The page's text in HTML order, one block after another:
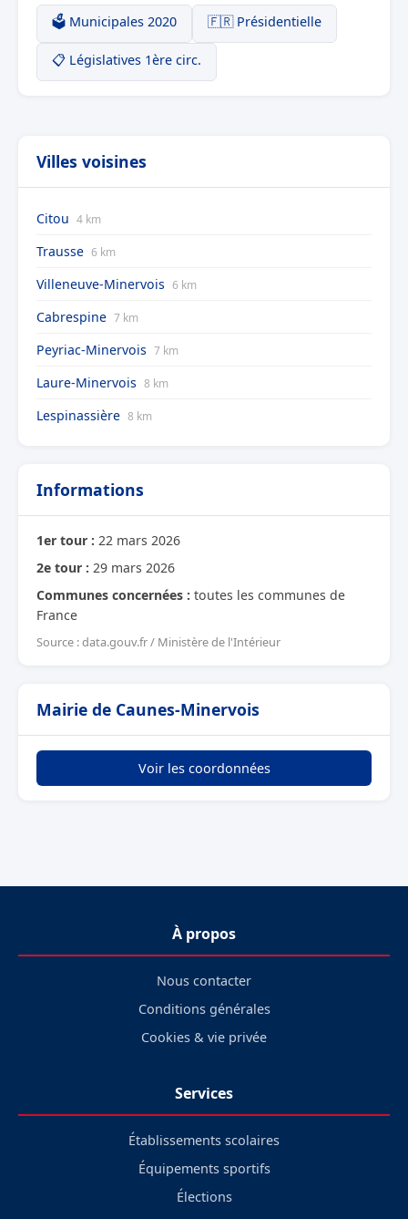
🗳️ Municipales 2020 🇫🇷 Présidentielle
📋 Législatives 1ère circ.
Villes voisines
Citou 4 km
Trausse 6 km
Villeneuve-Minervois 6 km
Cabrespine 7 km
Peyriac-Minervois 7 km
Laure-Minervois 8 km
Lespinassière 8 km
Informations
1er tour : 22 mars 2026
2e tour : 29 mars 2026
Communes concernées : toutes les communes de
France
Source : data.gouv.fr / Ministère de l'Intérieur
Mairie de Caunes-Minervois
Voir les coordonnées
À propos
Nous contacter
Conditions générales
Cookies & vie privée
Services
Établissements scolaires
Équipements sportifs
Élections